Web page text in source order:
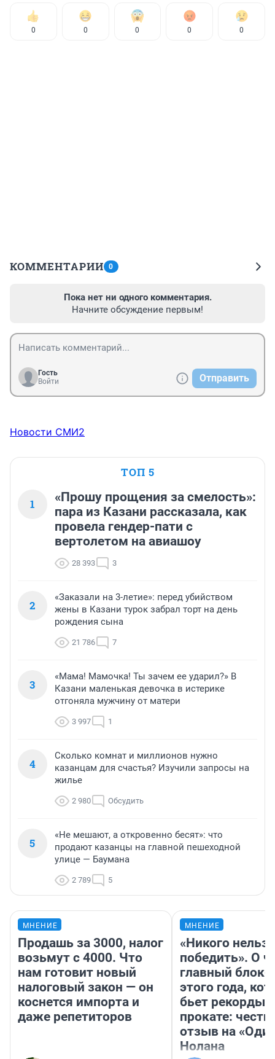
0 0 0 0 0
КОММЕНТАРИИ 0
Пока нет ни одного комментария.
Начните обсуждение первым!
Гость
Войти
Отправить
Новости СМИ2
ТОП 5
1
«Прошу прощения за смелость»:
пара из Казани рассказала, как
провела гендер-пати с
вертолетом на авиашоу
28 393 3
2
«Заказали на 3-летие»: перед убийством
жены в Казани турок забрал торт на день
рождения сына
21 786 7
3
«Мама! Мамочка! Ты зачем ее ударил?» В
Казани маленькая девочка в истерике
отгоняла мужчину от матери
3 997 1
4
Сколько комнат и миллионов нужно
казанцам для счастья? Изучили запросы на
жилье
2 980 Обсудить
5
«Не мешают, а откровенно бесят»: что
продают казанцы на главной пешеходной
улице — Баумана
2 789 5
МНЕНИЕ
Продашь за 3000, налог
возьмут с 4000. Что
нам готовит новый
налоговый закон — он
коснется импорта и
даже репетиторов
МНЕНИЕ
«Никого нельзя
победить». О
главный
этого года,
бьет рекорды в
прокате:
отзыв на
Нолана